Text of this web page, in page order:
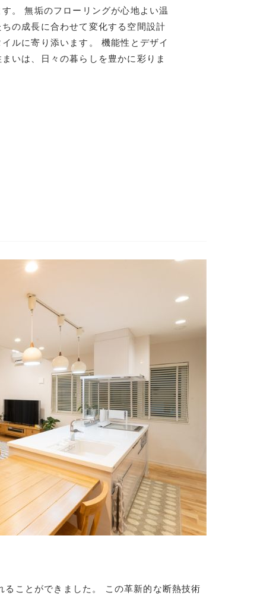
。 無垢のフローリングが心地よい温
の成長に合わせて変化する空間設計
ルに寄り添います。 機能性とデザイ
いは、日々の暮らしを豊かに彩りま
ことができました。 この革新的な断熱技術